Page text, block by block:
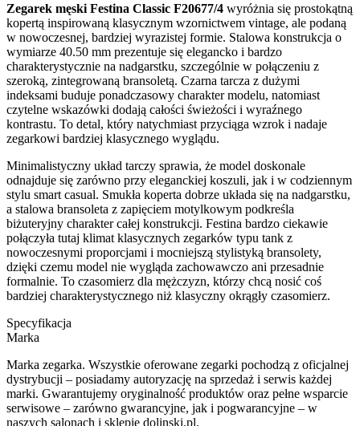
Zegarek męski Festina Classic F20677/4 wyróżnia się prostokątną
kopertą inspirowaną klasycznym wzornictwem vintage, ale podaną
w nowoczesnej, bardziej wyrazistej formie. Stalowa konstrukcja o
wymiarze 40.50 mm prezentuje się elegancko i bardzo
charakterystycznie na nadgarstku, szczególnie w połączeniu z
szeroką, zintegrowaną bransoletą. Czarna tarcza z dużymi
indeksami buduje ponadczasowy charakter modelu, natomiast
czytelne wskazówki dodają całości świeżości i wyraźnego
kontrastu. To detal, który natychmiast przyciąga wzrok i nadaje
zegarkowi bardziej klasycznego wyglądu.
Minimalistyczny układ tarczy sprawia, że model doskonale
odnajduje się zarówno przy eleganckiej koszuli, jak i w codziennym
stylu smart casual. Smukła koperta dobrze układa się na nadgarstku,
a stalowa bransoleta z zapięciem motylkowym podkreśla
biżuteryjny charakter całej konstrukcji. Festina bardzo ciekawie
połączyła tutaj klimat klasycznych zegarków typu tank z
nowoczesnymi proporcjami i mocniejszą stylistyką bransolety,
dzięki czemu model nie wygląda zachowawczo ani przesadnie
formalnie. To czasomierz dla mężczyzn, którzy chcą nosić coś
bardziej charakterystycznego niż klasyczny okrągły czasomierz.
Specyfikacja
Marka
Marka zegarka. Wszystkie oferowane zegarki pochodzą z oficjalnej
dystrybucji – posiadamy autoryzację na sprzedaż i serwis każdej
marki. Gwarantujemy oryginalność produktów oraz pełne wsparcie
serwisowe – zarówno gwarancyjne, jak i pogwarancyjne – w
naszych salonach i sklepie dolinski.pl.